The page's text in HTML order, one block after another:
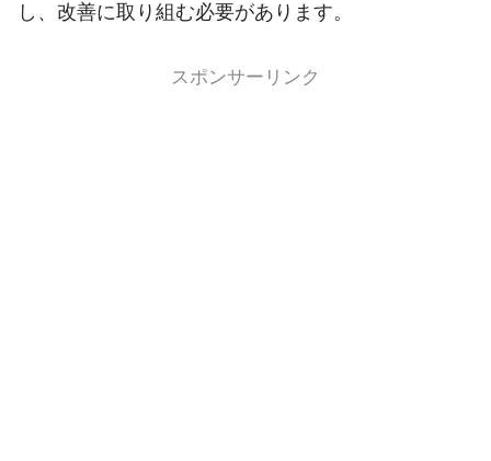
し、改善に取り組む必要があります。
スポンサーリンク